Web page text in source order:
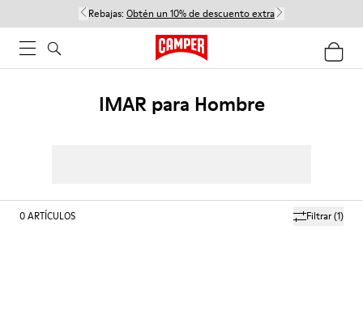
Rebajas: Obtén un 10% de descuento extra
IMAR para Hombre
Filtrar(1)
0ARTÍCULOS